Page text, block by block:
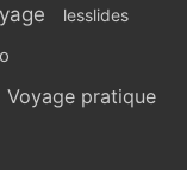
lesslides
Voyage pratique